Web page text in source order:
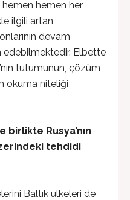
hemen hemen her
ilgili artan
devam
Elbette
tutumunun, çözüm
okuma niteliği
Rusya’nın
tehdidi
Baltık ülkeleri de